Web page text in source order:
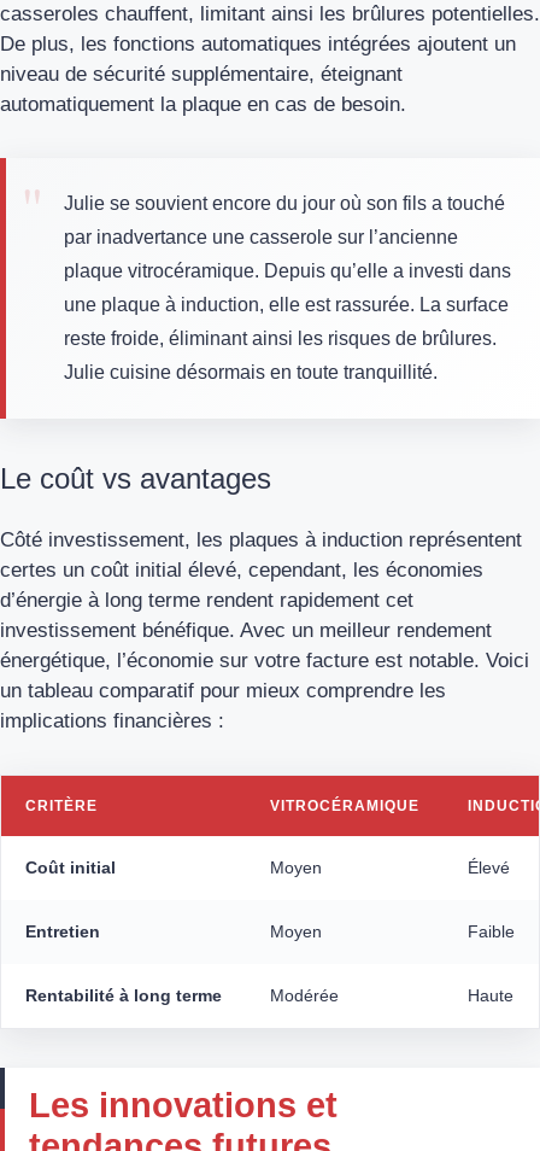
casseroles chauffent, limitant ainsi les brûlures potentielles.
De plus, les fonctions automatiques intégrées ajoutent un
niveau de sécurité supplémentaire, éteignant
automatiquement la plaque en cas de besoin.
Julie se souvient encore du jour où son fils a touché
par inadvertance une casserole sur l’ancienne
plaque vitrocéramique. Depuis qu’elle a investi dans
une plaque à induction, elle est rassurée. La surface
reste froide, éliminant ainsi les risques de brûlures.
Julie cuisine désormais en toute tranquillité.
Le coût vs avantages
Côté investissement, les plaques à induction représentent
certes un coût initial élevé, cependant, les économies
d’énergie à long terme rendent rapidement cet
investissement bénéfique. Avec un meilleur rendement
énergétique, l’économie sur votre facture est notable. Voici
un tableau comparatif pour mieux comprendre les
implications financières :
CRITÈRE VITROCÉRAMIQUE
Coût initial Moyen Élevé
Entretien Moyen Faible
Rentabilité à long terme Modérée Haute
Les innovations et